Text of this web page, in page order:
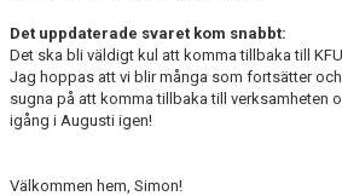
Det uppdaterade svaret kom snabbt:
Det ska bli väldigt kul att komma tillbaka till
Jag hoppas att vi blir många som fortsätter
sugna på att komma tillbaka till verksamheten
igång i Augusti igen!
Välkommen hem, Simon!